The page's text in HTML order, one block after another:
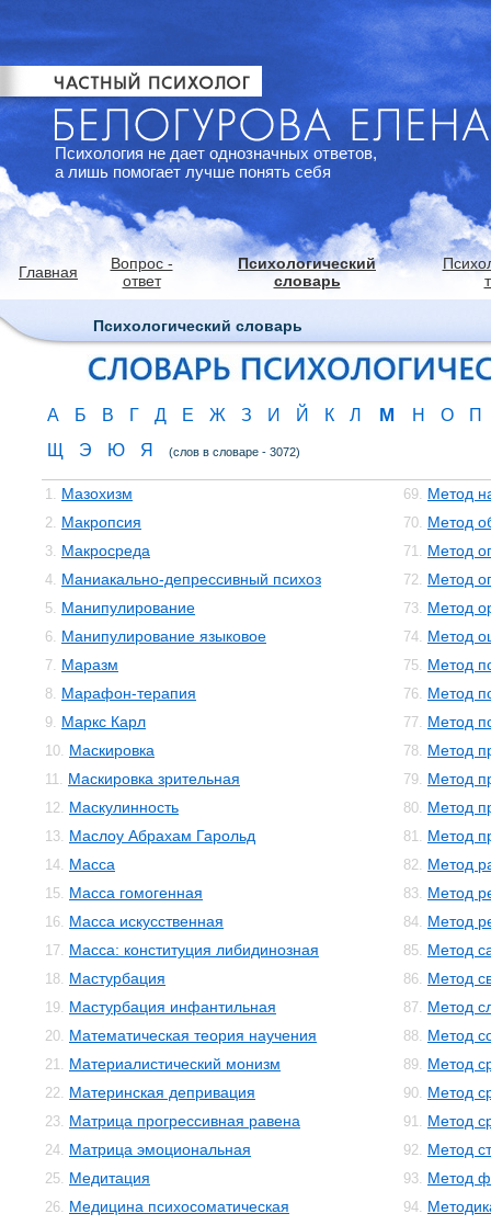
Психология не дает однозначных ответов,
а лишь помогает лучше понять себя
Главная
Вопрос -
ответ
Психологический
словарь
Психологический словарь
А Б В Г Д Е Ж З И Й К Л М Н О
П
Щ
Э Ю Я (слов в словаре - 3072)
1. Мазохизм
2. Макропсия
3. Макросреда
4. Маниакально-депрессивный психоз
5. Манипулирование
6. Манипулирование языковое
7. Маразм
8. Марафон-терапия
9. Маркс Карл
10. Маскировка
11. Маскировка зрительная
12. Маскулинность
13. Маслоу Абрахам Гарольд
14. Масса
15. Масса гомогенная
16. Масса искусственная
17. Масса: конституция либидинозная
18. Мастурбация
19. Мастурбация инфантильная
20. Математическая теория научения
21. Материалистический монизм
22. Материнская депривация
23. Матрица прогрессивная равена
24. Матрица эмоциональная
25. Медитация
26. Медицина психосоматическая
69. Метод
70. Метод
71. Метод
72. Метод
73. Метод
74. Метод
75. Метод
76. Метод
77. Метод
78. Метод
79. Метод
80. Метод
81. Метод
82. Метод
83. Метод
84. Метод
85. Метод
86. Метод
87. Метод
88. Метод
89. Метод
90. Метод
91. Метод
92. Метод
93. Метод
94.